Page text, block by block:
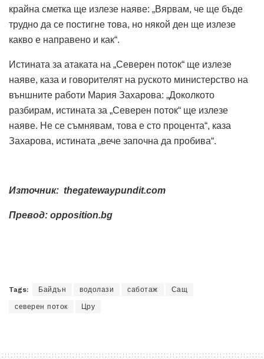
крайна сметка ще излезе наяве: „Вярвам, че ще бъде
трудно да се постигне това, но някой ден ще излезе
какво е направено и как“.
Истината за атаката на „Северен поток“ ще излезе
наяве, каза и говорителят на руското министерство на
външните работи Мария Захарова: „Доколкото
разбирам, истината за „Северен поток“ ще излезе
наяве. Не се съмнявам, това е сто процента“, каза
Захарова, истината „вече започна да пробива“.
Източник: thegatewaypundit.com
Превод: opposition.bg
Tags: Байдън водолази саботаж Сащ
северен поток Цру